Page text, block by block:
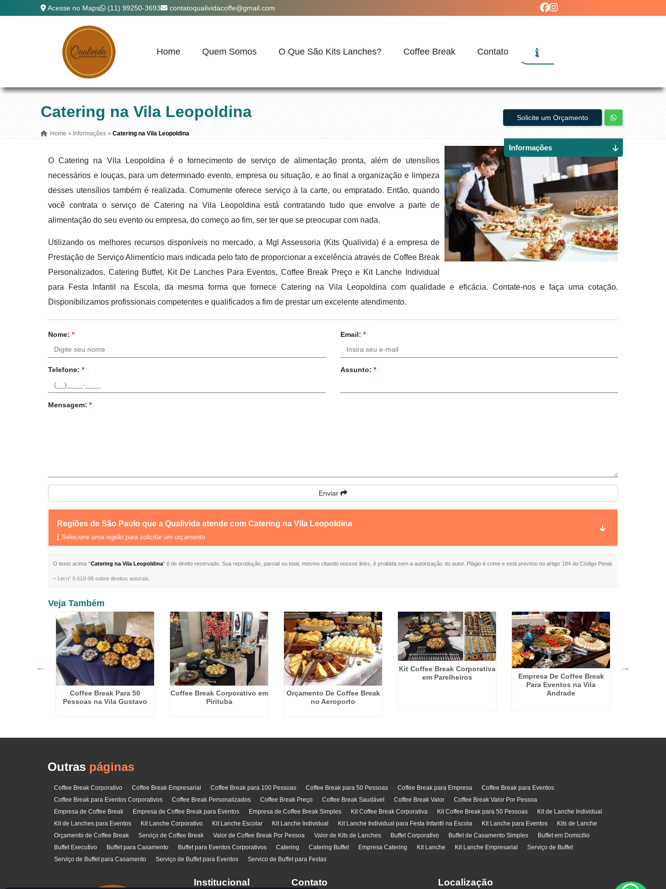
Acesse no Maps (11) 99250-3693 contatoqualividacoffe@gmail.com
Home Quem Somos O Que São Kits Lanches? Coffee Break Contato
Catering na Vila Leopoldina
Home » Informações »Catering na Vila Leopoldina
Solicite um Orçamento
O Catering na Vila Leopoldina é o fornecimento de serviço de alimentação pronta, além de utensílios
necessários e louças, para um determinado evento, empresa ou situação, e ao final a organização e limpeza
desses utensílios também é realizada. Comumente oferece serviço à la carte, ou empratado. Então, quando
você contrata o serviço de Catering na Vila Leopoldina está contratando tudo que envolve a parte de
alimentação do seu evento ou empresa, do começo ao fim, ser ter que se preocupar com nada.
Utilizando os melhores recursos disponíveis no mercado, a Mgl Assessoria (Kits Qualivida) é a empresa de
Prestação de Serviço Alimentício mais indicada pelo fato de proporcionar a excelência através de Coffee Break
Personalizados, Catering Buffet, Kit De Lanches Para Eventos, Coffee Break Preço e Kit Lanche Individual
para Festa Infantil na Escola, da mesma forma que fornece Catering na Vila Leopoldina com qualidade e eficácia. Contate-nos e faça uma cotação.
Disponibilizamos profissionais competentes e qualificados a fim de prestar um excelente atendimento.
Nome:* Email: *
Telefone:* Assunto: *
Mensagem:*
Enviar
Regiões de São Paulo que a Qualivida atende com Catering na Vila Leopoldina
Selecione uma região para solicitar um orçamento
O texto acima "Catering na Vila Leopoldina" é de direito reservado. Sua reprodução, parcial ou total, mesmo citando nossos links, é proibida sem a autorização do autor. Plágio é crime e está previsto no artigo 184 do Código Penal.
– Lei n° 9.610-98 sobre direitos autorais
Informações
Veja Também
Coffee Break Para 50
Pessoas na Vila Gustavo
Coffee Break Corporativo em
Pirituba
Orçamento De Coffee Break
no Aeroporto
Kit Coffee Break Corporativa
em Parelheiros
Empresa De Coffee Break
Para Eventos na Vila
Andrade
Outras páginas
Coffee Break Corporativo Coffee Break Empresarial Coffee Break para 100 Pessoas Coffee Break para 50 Pessoas Coffee Break para Empresa
Coffee Break para Eventos
Coffee Break para Eventos Corporativos
Coffee Break Personalizados Coffee Break Preço Coffee Break Saudável Coffee Break Valor
Coffee Break Valor Por Pessoa
Empresa de Coffee Break
Empresa de Coffee Break para Eventos Empresa de Coffee Break Simples Kit Coffee Break Corporativa Kit Coffee Break para 50 Pessoas
Kit de Lanche Individual
Kit de Lanches para Eventos
Kit Lanche Corporativo Kit Lanche Escolar Kit Lanche Individual Kit Lanche Individual para Festa Infantil na Escola Kit Lanche para Eventos
Kits de Lanche
Orçamento de Coffee Break
Serviço de Coffee Break Valor de Coffee Break Por Pessoa Valor de Kits de Lanches Buffet Corporativo Buffet de Casamento Simples
Buffet em Domicilio
Buffet Executivo
Buffet para Casamento Buffet para Eventos Corporativos Catering Catering Buffet Empresa Catering Kit Lanche Kit Lanche Empresarial
Serviço de Buffet
Serviço de Buffet para Casamento
Serviço de Buffet para Eventos Servico de Buffet para Festas
Institucional Contato Localização